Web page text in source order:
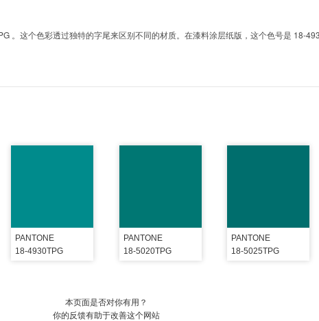
。这个色彩透过独特的字尾来区别不同的材质。在漆料涂层纸版，这个色号是 18-
PANTONE
18-4930TPG
PANTONE
18-5020TPG
PANTONE
18-5025TPG
本页面是否对你有用？
你的反馈有助于改善这个网站